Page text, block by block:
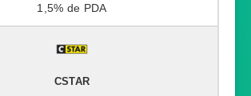
1,5%
CSTAR